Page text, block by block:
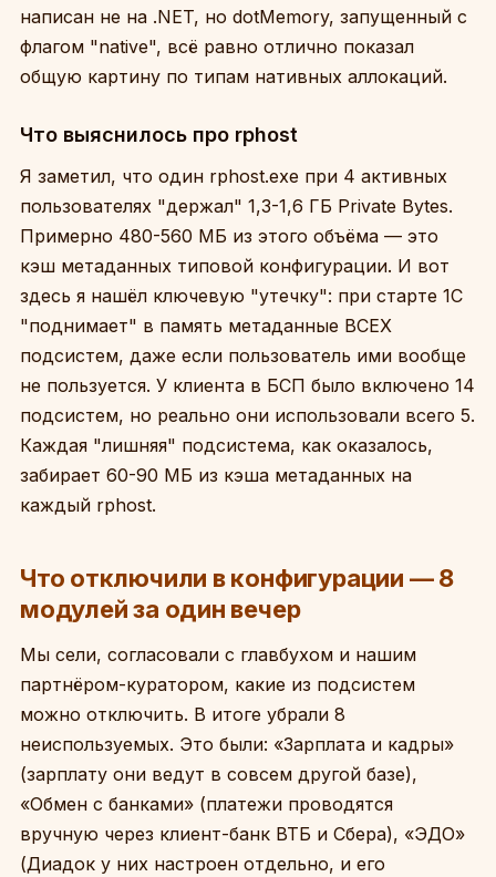
написан не на .NET, но dotMemory, запущенный с
флагом "native", всё равно отлично показал
общую картину по типам нативных аллокаций.
Что выяснилось про rphost
Я заметил, что один rphost.exe при 4 активных
пользователях "держал" 1,3-1,6 ГБ Private Bytes.
Примерно 480-560 МБ из этого объёма — это
кэш метаданных типовой конфигурации. И вот
здесь я нашёл ключевую "утечку": при старте 1С
"поднимает" в память метаданные ВСЕХ
подсистем, даже если пользователь ими вообще
не пользуется. У клиента в БСП было включено 14
подсистем, но реально они использовали всего 5.
Каждая "лишняя" подсистема, как оказалось,
забирает 60-90 МБ из кэша метаданных на
каждый rphost.
Что отключили в конфигурации — 8
модулей за один вечер
Мы сели, согласовали с главбухом и нашим
партнёром-куратором, какие из подсистем
можно отключить. В итоге убрали 8
неиспользуемых. Это были: «Зарплата и кадры»
(зарплату они ведут в совсем другой базе),
«Обмен с банками» (платежи проводятся
вручную через клиент-банк ВТБ и Сбера), «ЭДО»
(Диадок у них настроен отдельно, и его